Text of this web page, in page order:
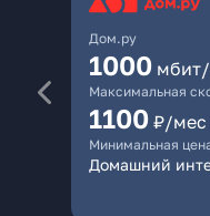
Дом.ру
1000
Максимальная
1100 ₽/мес
Минимальная
Домашний